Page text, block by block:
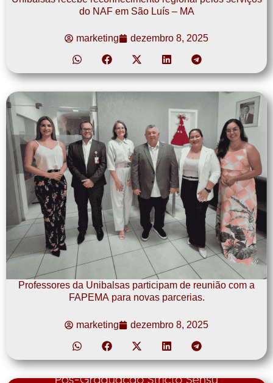
do NAF em São Luís – MA
marketing dezembro 8, 2025
Professores da Unibalsas participam de reunião com a
FAPEMA para novas parcerias.
marketing dezembro 8, 2025